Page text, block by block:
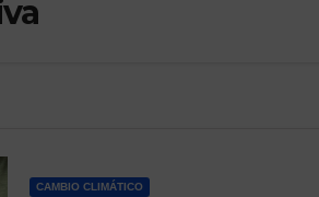
CAMBIO CLIMÁTICO